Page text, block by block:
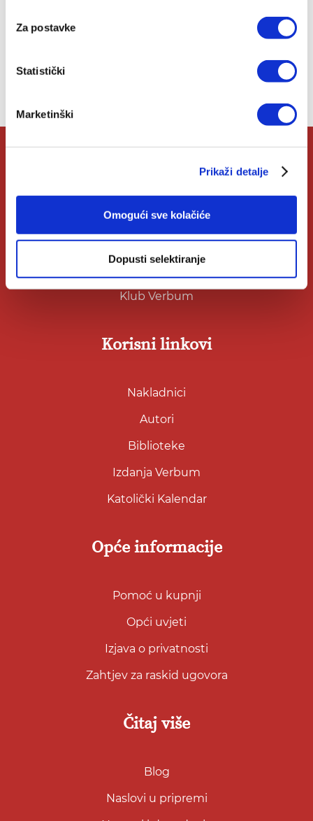
Za postavke
Statistički
Marketinški
Prikaži detalje
Omogući sve kolačiće
Dopusti selektiranje
Lista želja
O nama
Kontakt
Klub Verbum
Korisni linkovi
Nakladnici
Autori
Biblioteke
Izdanja Verbum
Katolički Kalendar
Opće informacije
Pomoć u kupnji
Opći uvjeti
Izjava o privatnosti
Zahtjev za raskid ugovora
Čitaj više
Blog
Naslovi u pripremi